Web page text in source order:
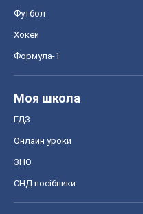
Футбол
Хокей
Формула-1
Моя школа
ГДЗ
Онлайн уроки
ЗНО
СНД посібники